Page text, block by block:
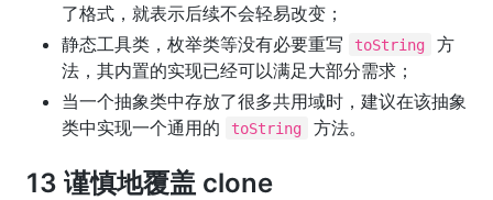
了格式，就表示后续不会轻易改变；
静态工具类，枚举类等没有必要重写
toString
方
法，其内置的实现已经可以满足大部分需求；
当一个抽象类中存放了很多共用域时，建议在该抽象
类中实现一个通用的
toString 方法。
13 谨慎地覆盖 clone